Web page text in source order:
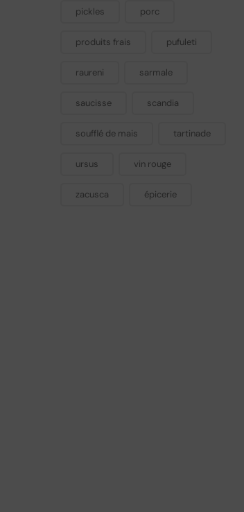
pickles porc
produits frais pufuleti
raureni sarmale
saucisse scandia
soufflé de mais tartinade
ursus vin rouge
zacusca épicerie